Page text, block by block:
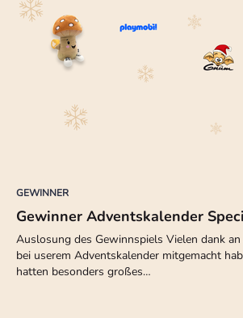
GEWINNER
Gewinner Adventskalender
Auslosung des Gewinnspiels Vielen dank an
bei userem Adventskalender mitgemacht
hatten besonders großes…